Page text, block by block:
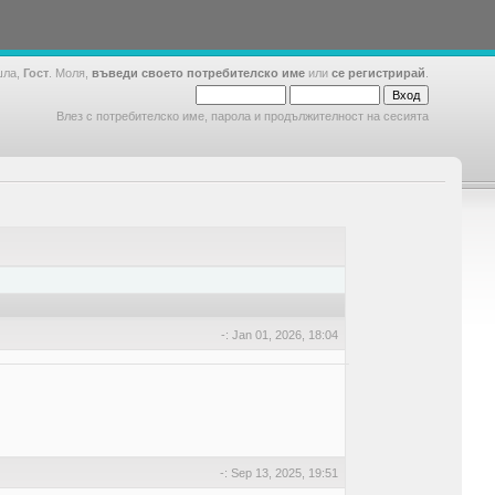
Гост . Моля, въведи своето потребителско име или се регистрирай
Влез с потребителско име, парола и продължителност на сесията
-: Jan 01, 2026, 18:04
-: Sep 13, 2025, 19:51